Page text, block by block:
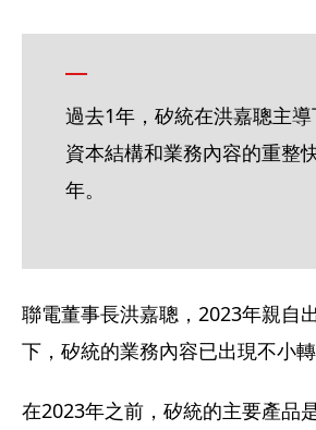
過去1年，矽統在洪嘉聰主
資本結構和業務內容的重整
年。
聯電董事長洪嘉聰，2023年親自
下，矽統的業務內容已出現不小轉
在2023年之前，矽統的主要產品